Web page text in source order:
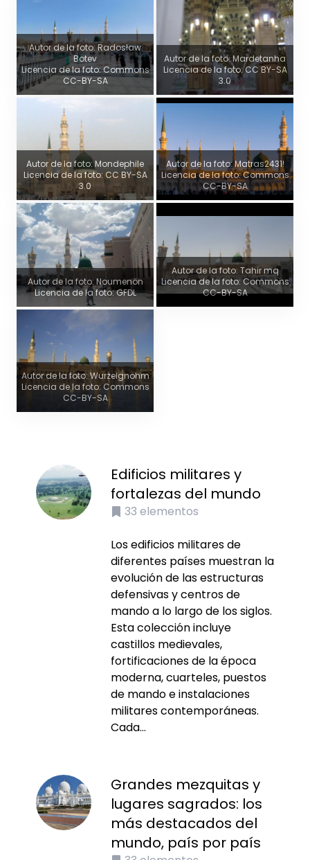
Autor de la foto: Radosław
Botev
Licencia de la foto: Commons
CC-BY-SA
Autor de la foto: Mardetanha
Licencia de la foto: CC BY-SA
3.0
Autor de la foto: Mondephile
Licencia de la foto: CC BY-SA
3.0
Autor de la foto: Matras2431!
Licencia de la foto: Commons
CC-BY-SA
Autor de la foto: Noumenon
Licencia de la foto: GFDL
Autor de la foto: Tahir mq
Licencia de la foto: Commons
CC-BY-SA
Autor de la foto: Wurzelgnohm
Licencia de la foto: Commons
CC-BY-SA
Edificios militares y
fortalezas del mundo
33 elementos
Los edificios militares de
diferentes países muestran la
evolución de las estructuras
defensivas y centros de
mando a lo largo de los siglos.
Esta colección incluye
castillos medievales,
fortificaciones de la época
moderna, cuarteles, puestos
de mando e instalaciones
militares contemporáneas.
Cada...
Grandes mezquitas y
lugares sagrados: los
más destacados del
mundo, país por país